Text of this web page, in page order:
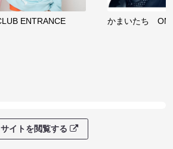
ENTRANCE かまいたち
サイトを閲覧する